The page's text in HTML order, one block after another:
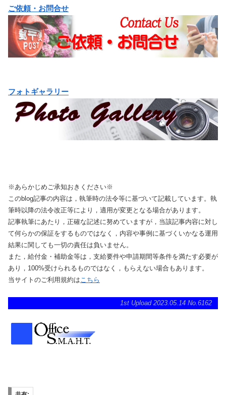
ご依頼・お問合せ
フォトギャラリー
※あらかじめご承知おきください※
このblog記事の内容は，執筆時の法令等に基づいて記載しています。執
筆時以降の法令改正等により，適用が変更となる場合があります。
記事執筆にあたり，正確な記述に努めていますが，当該記事内容に対し
て何らかの保証をするものではなく，内容や事例に基づくいかなる運用
結果に関しても一切の責任は負いません。
また，給付金・補助金等は，支給要件や申請期間等条件を満たす必要が
あり，100%受けられるものではなく，もらえない場合もあります。
当サイトのご利用規約はこちら
1st Upload 2023.05.14 No.6162